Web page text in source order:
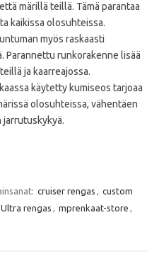
märillä teillä. Tämä parantaa
kaikissa olosuhteissa.
myös raskaasti
Parannettu runkorakenne lisää
ja kaarreajossa.
käytetty kumiseos tarjoaa
olosuhteissa, vähentäen
jarrutuskykyä.
cruiser rengas , custom
rengas , mprenkaat-store ,